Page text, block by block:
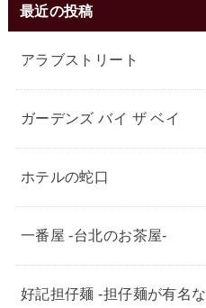
最近の投稿
アラブストリート
ガーデンズ バイ ザ ベイ
ホテルの蛇口
一番屋 -台北のお茶屋-
好記担仔麺 -担仔麺が有名